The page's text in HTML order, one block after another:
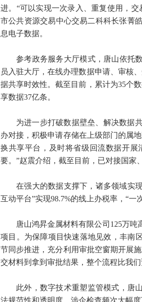
进。“可以实现一次录入、重复使用，
市公共资源交易中心交易二科科长张菁
息电子数据。
参考政务服务大厅模式，唐山依托
员入驻大厅，在线办理数据申请、审核
据共享时效性。截至目前，累计为35个
享数据37亿条。
为进一步打破数据壁垒、解决数据
办对接，积极申请存储在上级部门的属
换共享平台，及时将省级回流数据开
要。”赵震介绍，截至目前，已对接国家
在强大的数据支撑下，诸多领域实
互动平台”实现98.7%的线上办税率，“一
唐山鸿昇金属材料有限公司125万
项目。为保障项目快速落地见效，丰南
节同步推进，充分利用审批空窗期开展
交材料到拿到审批结果，整个流程比我
此外，数字技术重塑监管模式，唐
法规范性和透明度，涉企检查频次大幅